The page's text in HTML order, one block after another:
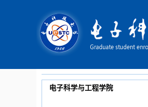
电子科学与工程学院